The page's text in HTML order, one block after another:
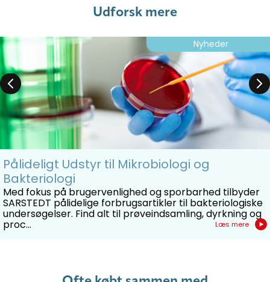
Udforsk mere
Nyheder
Pålideligt Udstyr til Mikrobiologi og
Bakteriologi
Med fokus på brugervenlighed og sporbarhed tilbyder
SARSTEDT pålidelige forbrugsartikler til bakteriologiske
undersøgelser. Find alt til prøveindsamling, dyrkning og
proc... Læs mere